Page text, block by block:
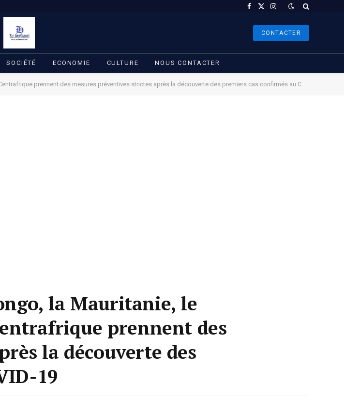
Facebook
X
Instagram
CONTACTER
SOCIÉTÉ ECONOMIE CULTURE NOUS CONTACTER
prennent des mesures préventives strictes après la découverte des premiers cas confirmés au COVID-19
la Mauritanie, le
prennent des
la découverte des
19